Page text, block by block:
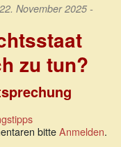
November 2025 -
zu tun?
bitteAnmelden.